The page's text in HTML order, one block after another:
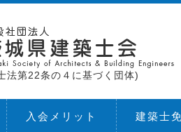
法第22条の４に基づく団体)
入会メリット 建築士